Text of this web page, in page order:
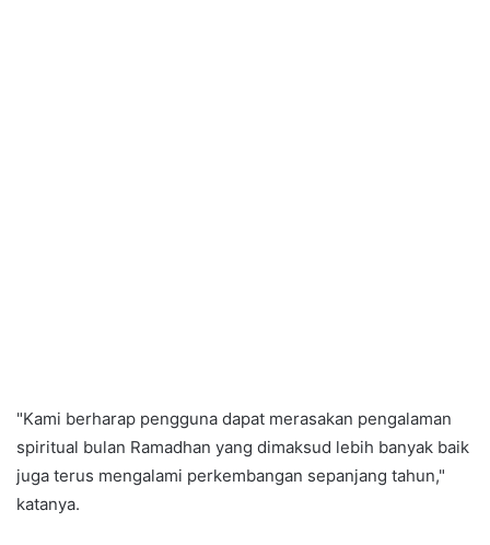
"Kami berharap pengguna dapat merasakan pengalaman
spiritual bulan Ramadhan yang dimaksud lebih banyak baik
juga terus mengalami perkembangan sepanjang tahun,"
katanya.